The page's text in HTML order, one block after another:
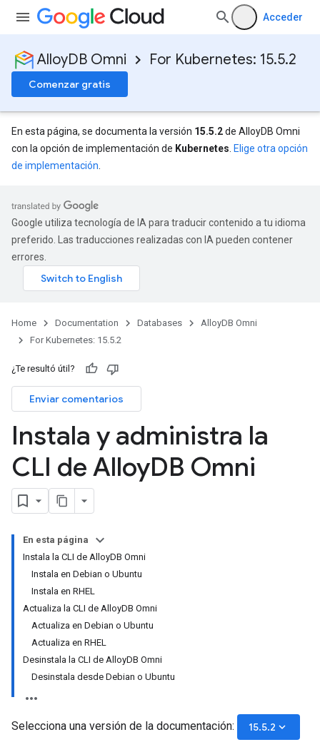
Acceder
AlloyDB Omni For Kubernetes: 15.5.2
Comenzar gratis
En esta página, se documenta la versión 15.5.2de AlloyDB Omni
con la opción de implementación de Kubernetes Elige otra opción
de implementación
Google utiliza tecnología de IA para traducir contenido a tu idioma
preferido. Las traducciones realizadas con IA pueden contener
errores.
Home Documentation Databases
AlloyDB Omni
For Kubernetes: 15.5.2
¿Te resultó útil?
Enviar comentarios
Instala y administra la
CLI de AlloyDB Omni
En esta página
Instala la CLI de AlloyDB Omni
Instala en Debian o Ubuntu
Instala en RHEL
Actualiza la CLI de AlloyDB Omni
Actualiza en Debian o Ubuntu
Actualiza en RHEL
Desinstala la CLI de AlloyDB Omni
Desinstala desde Debian o Ubuntu
Selecciona una versión de la documentación: 15.5.2 keyboard_arrow_down